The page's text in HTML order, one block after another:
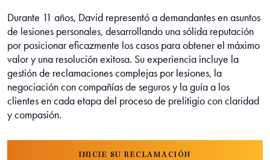
Durante 11 años, David representó a demandantes en asuntos
de lesiones personales, desarrollando una sólida reputación
por posicionar eficazmente los casos para obtener el máximo
valor y una resolución exitosa. Su experiencia incluye la
gestión de reclamaciones complejas por lesiones, la
negociación con compañías de seguros y la guía a los
clientes en cada etapa del proceso de prelitigio con claridad
y compasión.
INICIE SU RECLAMACIÓN